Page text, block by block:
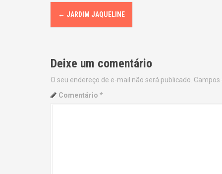
P
o
t
n
← JARDIM JAQUELINE
Deixe um comentário
O seu endereço de e-mail não será publicado.
Comentário *